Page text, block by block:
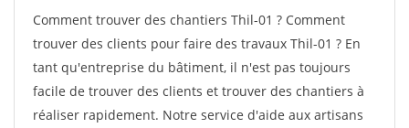
Comment trouver des chantiers Thil-01 ? Comment
trouver des clients pour faire des travaux Thil-01 ? En
tant qu'entreprise du bâtiment, il n'est pas toujours
facile de trouver des clients et trouver des chantiers à
réaliser rapidement. Notre service d'aide aux artisans